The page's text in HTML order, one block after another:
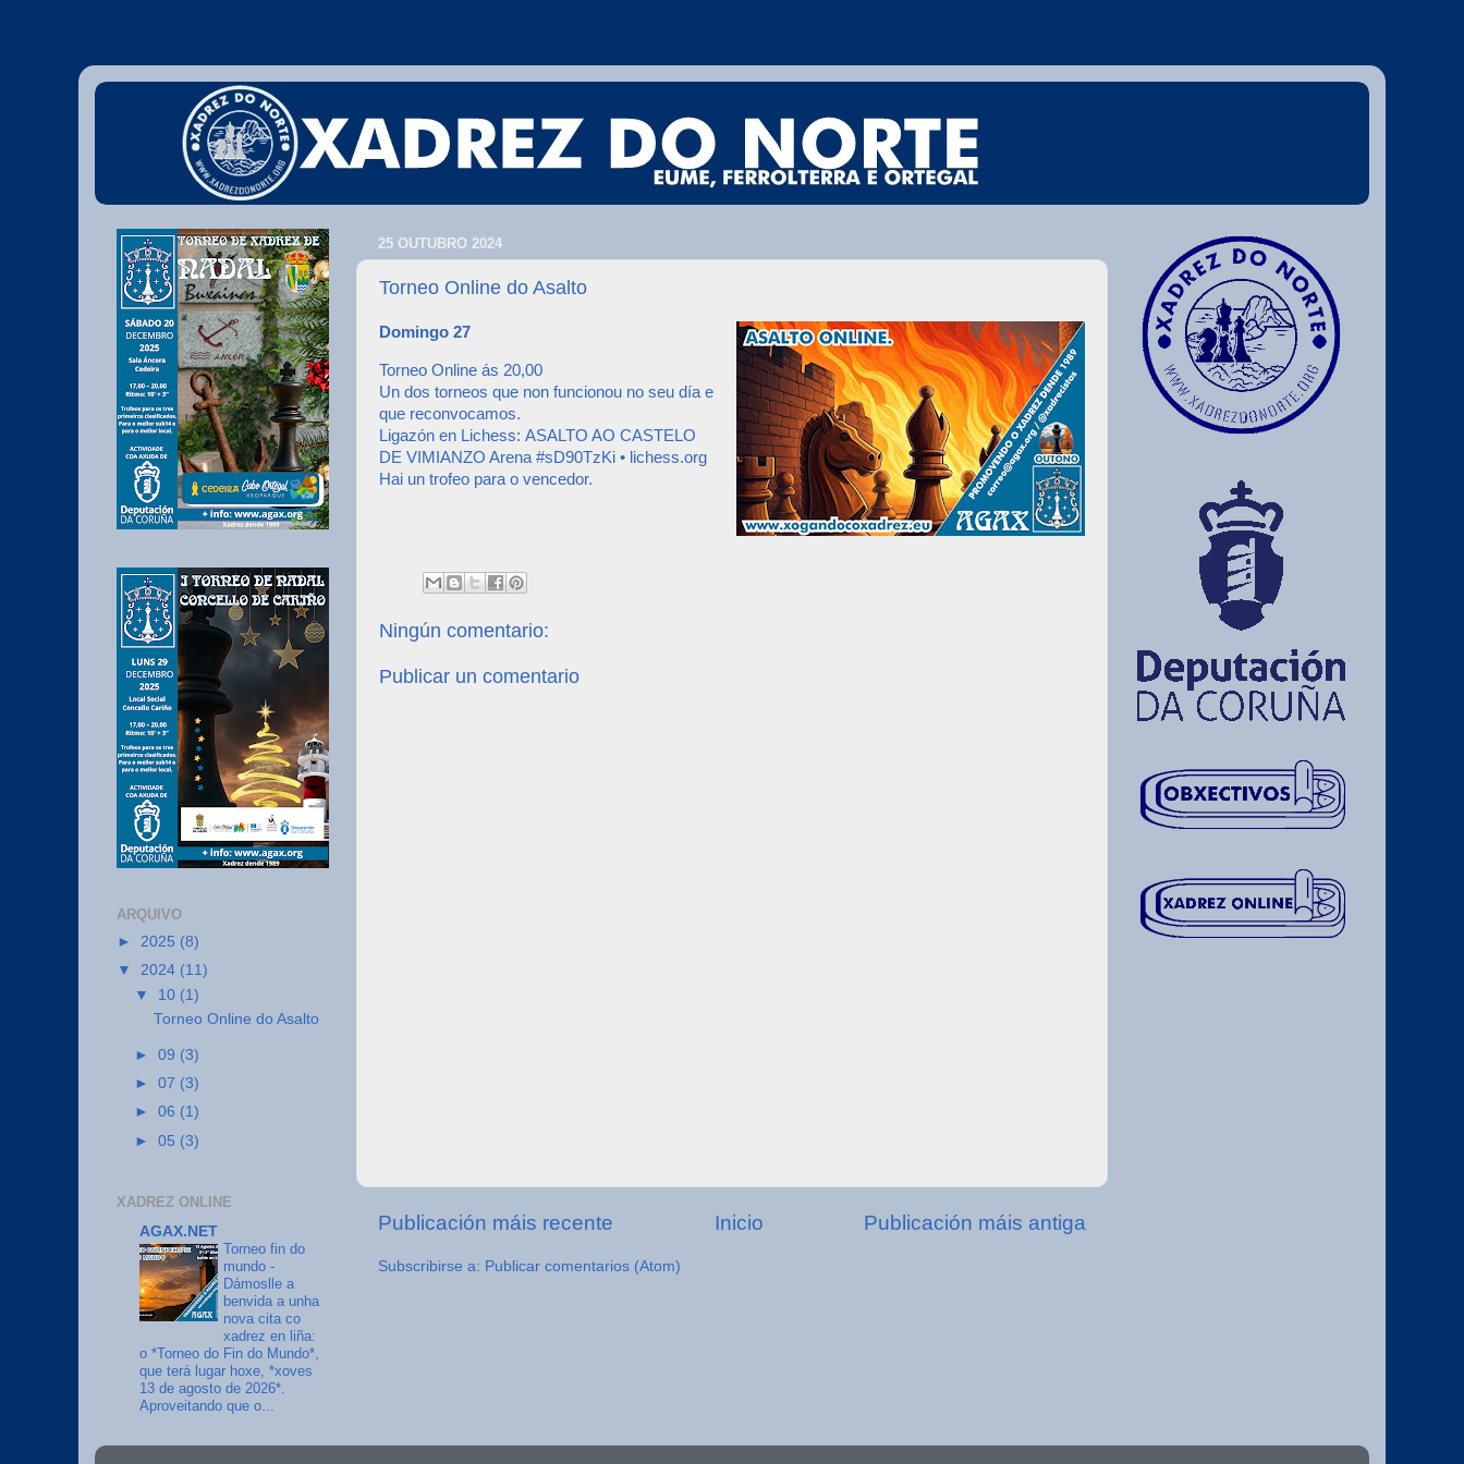
25 OUTUBRO 2024
Torneo Online do Asalto
Domingo 27
Torneo Online ás 20,00
Un dos torneos que non funcionou no seu día e
que reconvocamos.
Ligazón en Lichess: ASALTO AO CASTELO
DE VIMIANZO Arena #sD90TzKi • lichess.org
Hai un trofeo para o vencedor.
Ningún comentario:
Publicar un comentario
Publicación máis recente Publicación máis antiga
Inicio
Subscribirse a: Publicar comentarios (Atom)
ARQUIVO
► 2025 (8)
▼ 2024 (11)
▼ 10 (1)
Torneo Online do Asalto
►09 (3)
►07 (3)
►06 (1)
►05 (3)
XADREZ ONLINE
AGAX.NET
Torneo fin do
mundo -
Dámoslle a
benvida a unha
nova cita co
xadrez en liña:
o *Torneo do Fin do Mundo*,
que terá lugar hoxe, *xoves
13 de agosto de 2026*.
Aproveitando que o...